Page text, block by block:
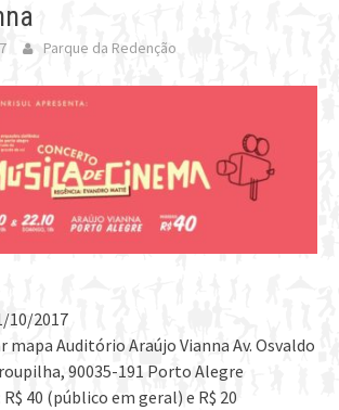
Parque da Redenção
10/2017
mapa Auditório Araújo Vianna Av. Osvaldo
90035-191 Porto Alegre
40 (público em geral) e R$ 20